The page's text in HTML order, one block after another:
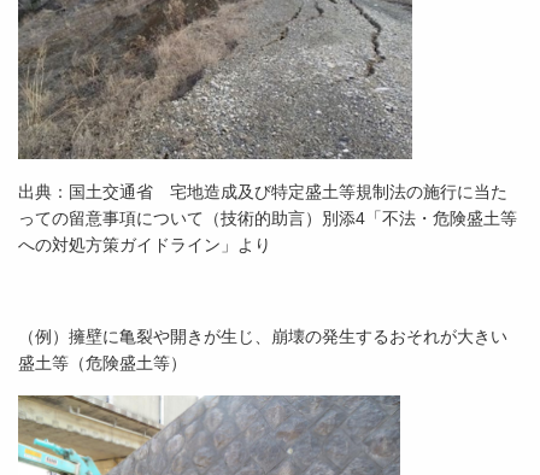
出典：国土交通省 宅地造成及び特定盛土等規制法の施行に当た
っての留意事項について（技術的助言）別添4「不法・危険盛土等
への対処方策ガイドライン」より
（例）擁壁に亀裂や開きが生じ、崩壊の発生するおそれが大きい
盛土等（危険盛土等）